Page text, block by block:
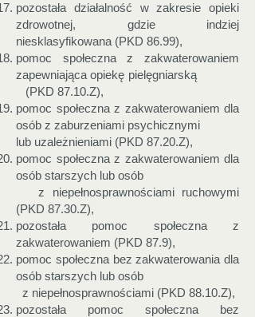
pozostała działalność w zakresie opieki
zdrowotnej, gdzie indziej
niesklasyfikowana (PKD 86.99),
pomoc społeczna z zakwaterowaniem
zapewniająca opiekę pielęgniarską
(PKD 87.10.Z),
pomoc społeczna z zakwaterowaniem dla
osób z zaburzeniami psychicznymi
lub uzależnieniami (PKD 87.20.Z),
pomoc społeczna z zakwaterowaniem dla
osób starszych lub osób
z niepełnosprawnościami ruchowymi
(PKD 87.30.Z),
pozostała pomoc społeczna z
zakwaterowaniem (PKD 87.9),
pomoc społeczna bez zakwaterowania dla
osób starszych lub osób
z niepełnosprawnościami (PKD 88.10.Z),
pozostała pomoc społeczna bez